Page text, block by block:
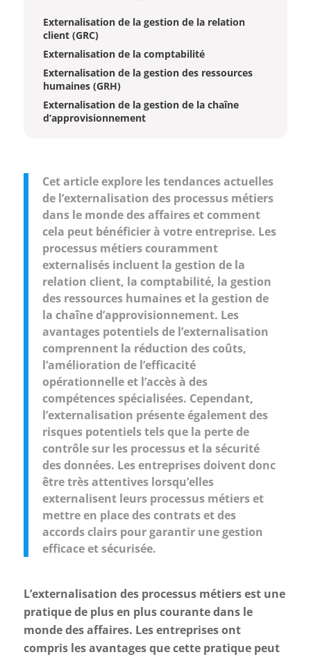
Externalisation de la gestion de la relation
client (GRC)
Externalisation de la comptabilité
Externalisation de la gestion des ressources
humaines (GRH)
Externalisation de la gestion de la chaîne
d’approvisionnement
Cet article explore les tendances actuelles
de l’externalisation des processus métiers
dans le monde des affaires et comment
cela peut bénéficier à votre entreprise. Les
processus métiers couramment
externalisés incluent la gestion de la
relation client, la comptabilité, la gestion
des ressources humaines et la gestion de
la chaîne d’approvisionnement. Les
avantages potentiels de l’externalisation
comprennent la réduction des coûts,
l’amélioration de l’efficacité
opérationnelle et l’accès à des
compétences spécialisées. Cependant,
l’externalisation présente également des
risques potentiels tels que la perte de
contrôle sur les processus et la sécurité
des données. Les entreprises doivent donc
être très attentives lorsqu’elles
externalisent leurs processus métiers et
mettre en place des contrats et des
accords clairs pour garantir une gestion
efficace et sécurisée.
L’externalisation des processus métiers est une
pratique de plus en plus courante dans le
monde des affaires. Les entreprises ont
compris les avantages que cette pratique peut